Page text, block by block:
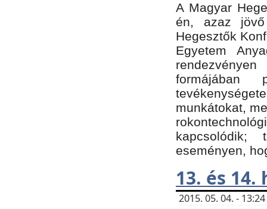
A Magyar
én, azaz
Hegesztők
Egyetem
formájában
munkátokat,
eseményen,
13. és
2015. 05. 04. -